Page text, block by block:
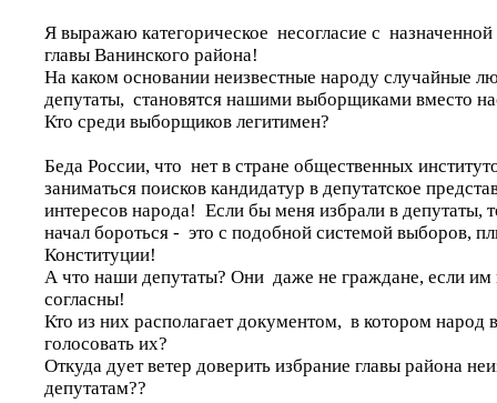
Я выражаю категорическое несогласие с
главы Ванинского района!
На каком основании неизвестные народу случайные
депутаты, становятся нашими выборщиками вместо
Кто среди выборщиков легитимен?
Беда России, что нет в стране общественных
заниматься поисков кандидатур в депутатское
интересов народа! Если бы меня избрали в депутаты,
начал бороться - это с подобной системой выборов,
Конституции!
А что наши депутаты? Они даже не граждане, если им
согласны!
Кто из них располагает документом, в котором народ
голосовать их?
Откуда дует ветер доверить избрание главы района
депутатам??